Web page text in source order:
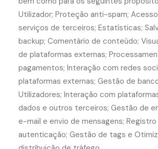
Utilizador; Proteção anti-spam;
serviços de terceiros; Estatísticas;
backup; Comentário de conteúdo;
de plataformas externas;
pagamentos; Interação com redes
plataformas externas; Gestão de
Utilizadores; Interação com
dados e outros terceiros; Gestão de
e-mail e envio de mensagens; Registro
autenticação; Gestão de tags e